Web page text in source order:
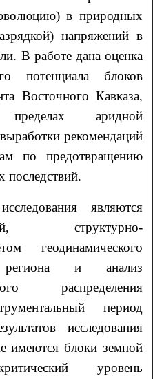
в природных
напряжений в
В работе дана оценка
потенциала блоков
Восточного Кавказа,
аридной
рекомендаций
по предотвращению
последствий.
являются
структурно-
геодинамического
региона и анализ
распределения
период
исследования
имеются блоки земной
уровень